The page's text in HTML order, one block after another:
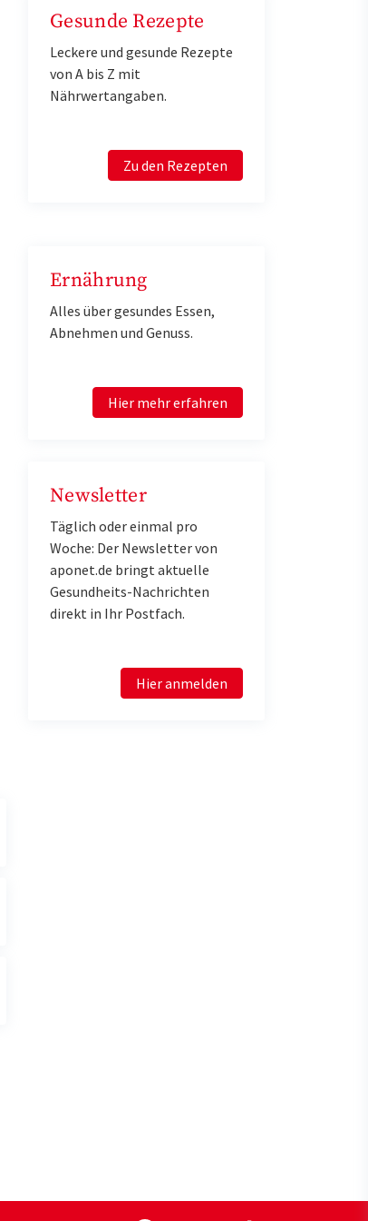
Gesunde Rezepte
Leckere und gesunde Rezepte
von A bis Z mit
Nährwertangaben.
Zu den Rezepten
Ernährung
Alles über gesundes Essen,
Abnehmen und Genuss.
Hier mehr erfahren
Newsletter
Täglich oder einmal pro
Woche: Der Newsletter von
aponet.de bringt aktuelle
Gesundheits-Nachrichten
direkt in Ihr Postfach.
Hier anmelden